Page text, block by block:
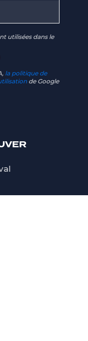
utilisées dans le
la politique de
de Google